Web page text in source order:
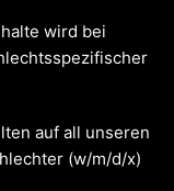
wird bei
auf all unseren
(w/m/d/x)